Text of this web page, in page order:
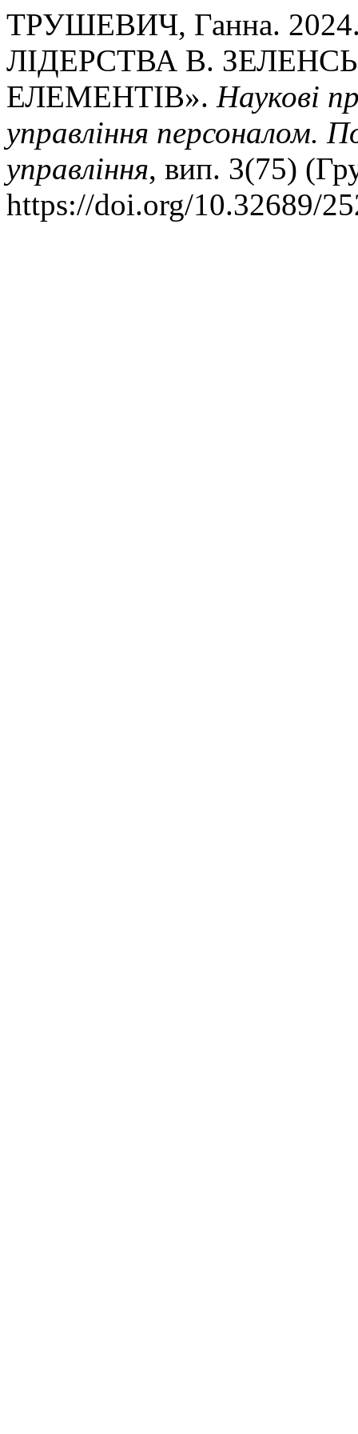
ТРУШЕВИЧ, Ганна.
ЛІДЕРСТВА В.
ЕЛЕМЕНТІВ». Наукові
управління персоналом.
управління, вип. 3(75)
https://doi.org/10.32689/